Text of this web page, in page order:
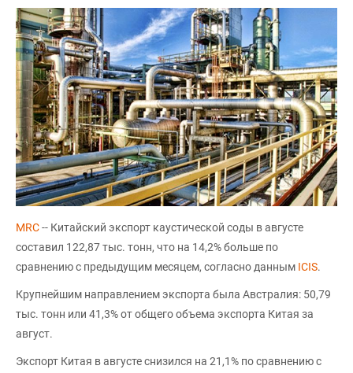
MRC-- Китайский экспорт каустической соды в августе
составил 122,87 тыс. тонн, что на 14,2% больше по
сравнению с предыдущим месяцем, согласно данным ICIS.
Крупнейшим направлением экспорта была Австралия: 50,79
тыс. тонн или 41,3% от общего объема экспорта Китая за
август.
Экспорт Китая в августе снизился на 21,1% по сравнению с